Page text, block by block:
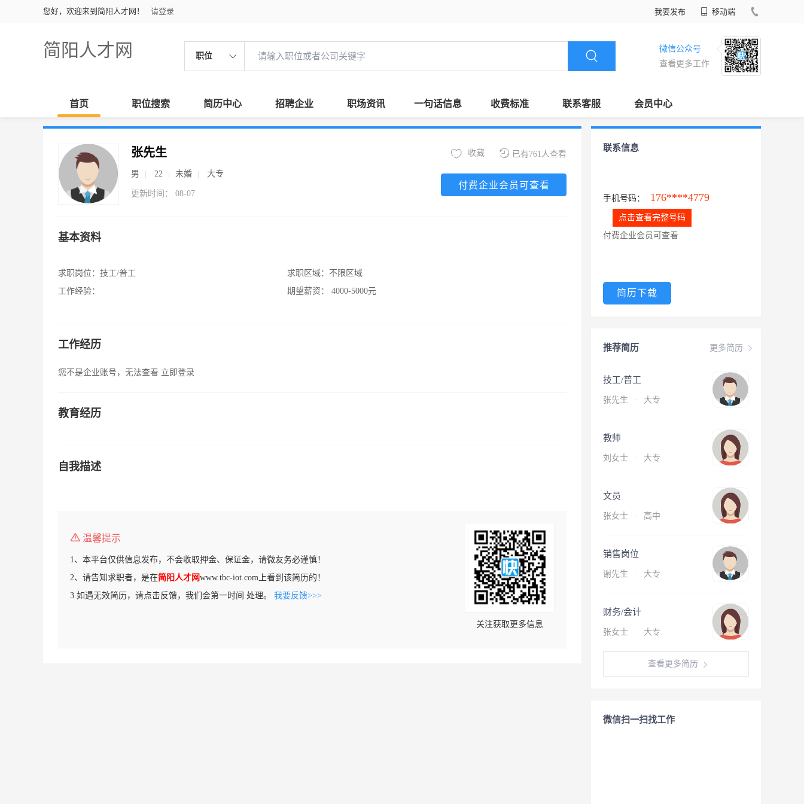
您好，欢迎来到简阳人才网！ 请登录 我要发布 移动端
简阳人才网 职位
微信公众号
查看更多工作
首页 职位搜索 简历中心 招聘企业 职场资讯 一句话信息 收费标准 联系客服 会员中心
张先生
男 22 未婚 大专
更新时间： 08-07
已有761人查看
收藏
付费企业会员可查看
基本资料
求职岗位： 技工/普工
工作经验：
求职区域： 不限区域
期望薪资：
4000-5000元
工作经历
您不是企业账号，无法查看 立即登录
教育经历
自我描述
温馨提示
1、本平台仅供信息发布，不会收取押金、保证金，请微友务必谨慎！
2、请告知求职者，是在简阳人才网www.tbc-iot.com上看到该简历的！
3.如遇无效简历，请点击反馈，我们会第一时间 处理。 我要反馈>>>
关注获取更多信息
联系信息
手机号码： 176****4779
点击查看完整号码
付费企业会员可查看
简历下载
更多简历
推荐简历
技工/普工
张先生 · 大专
教师
刘女士 · 大专
文员
张女士 · 高中
销售岗位
谢先生 · 大专
财务/会计
张女士 · 大专
查看更多简历
微信扫一扫找工作